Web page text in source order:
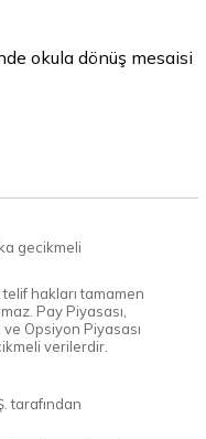
okula dönüş mesaisi
gecikmeli
hakları tamamen
Pay Piyasası,
Opsiyon Piyasası
verilerdir.
tarafından